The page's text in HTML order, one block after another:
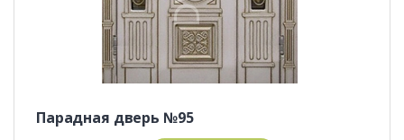
Парадная дверь №95